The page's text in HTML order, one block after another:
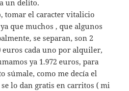
un delito.
tomar el caracter vitalicio
que muchos , que algunos
se separan, son 2
euros cada uno por alquiler,
ya 1.972 euros, para
súmale, como me decía el
lo dan gratis en carritos ( mi